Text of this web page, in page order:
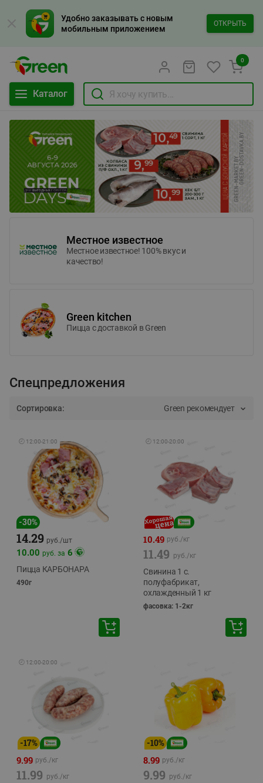
Удобно заказывать с новым
мобильным приложением
ОТКРЫТЬ
Каталог
0
Местное известное
Местное известное! 100% вкус и
качество!
Green kitchen
Пицца c доставкой в Green
Спецпредложения
Сортировка: Green рекомендует
🕘 12:00-21:00
-30%
14.29 руб./шт
10.00 руб. за 6
Пицца КАРБОНАРА
490г
🕘 12:00-20:00
10.49 руб./кг
11.49 руб./кг
Свинина 1 с.
полуфабрикат,
охлажденный 1 кг
фасовка: 1-2кг
🕘 12:00-20:00
-17%
9.99 руб./кг
11.99 руб./кг
-10%
8.99 руб./кг
9.99 руб./кг